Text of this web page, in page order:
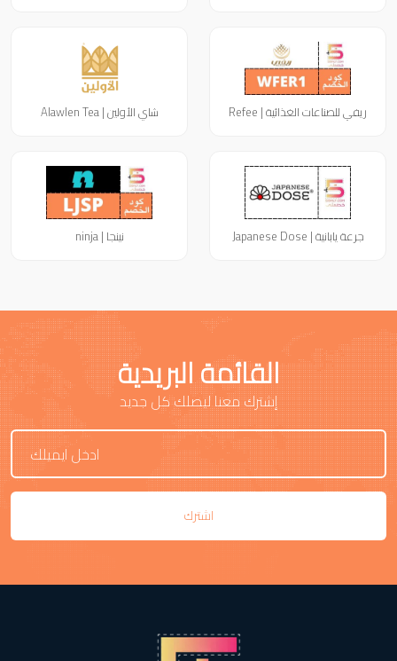
ريفي للصناعات الغذائية | Refee شاي الأولين | Alawlen Tea
جرعة يابانية | Japanese Dose نينجا | ninja
القائمة البريدية
إشترك معنا ليصلك كل جديد
اشترك